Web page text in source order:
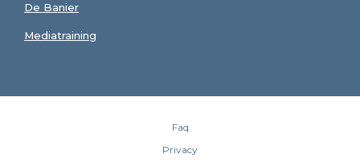
De Banier
Mediatraining
Faq
Privacy